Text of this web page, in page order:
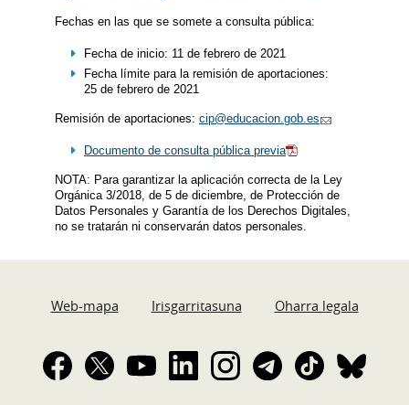
Fechas en las que se somete a consulta pública:
Fecha de inicio: 11 de febrero de 2021
Fecha límite para la remisión de aportaciones:
25 de febrero de 2021
Remisión de aportaciones: cip@educacion.gob.es
Documento de consulta pública previa
NOTA: Para garantizar la aplicación correcta de la Ley
Orgánica 3/2018, de 5 de diciembre, de Protección de
Datos Personales y Garantía de los Derechos Digitales,
no se tratarán ni conservarán datos personales.
Web-mapa Irisgarritasuna Oharra legala